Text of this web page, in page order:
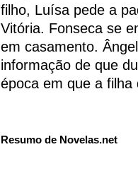
filho, Luísa pede a
Vitória. Fonseca se
em casamento.
informação de que
época em que a filha
Resumo de Novelas.net